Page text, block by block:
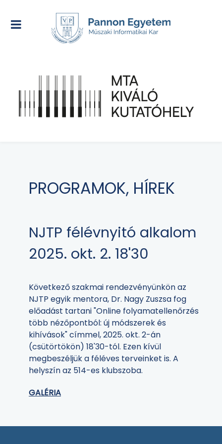
PROGRAMOK, HÍREK
NJTP félévnyitó alkalom
2025. okt. 2. 18'30
Következő szakmai rendezvényünkön az
NJTP egyik mentora, Dr. Nagy Zuszsa fog
előadást tartani "Online folyamatellenőrzés
több nézőpontból: új módszerek és
kihívások" címmel, 2025. okt. 2-án
(csütörtökön) 18'30-tól. Ezen kívül
megbeszéljük a féléves terveinket is. A
helyszín az 514-es klubszoba.
GALÉRIA